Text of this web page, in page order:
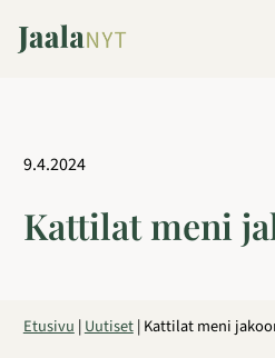
sisältöön
9.4.2024
Kattilat meni
Etusivu|Uutiset|Kattilat meni